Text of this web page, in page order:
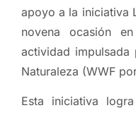
apoyo a la iniciativa
novena ocasión
actividad
Naturaleza (WWF
Esta iniciativa